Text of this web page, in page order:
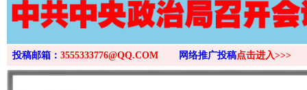
投稿邮箱： 3555333776@QQ.COM 网络推广投稿点击进入>>>